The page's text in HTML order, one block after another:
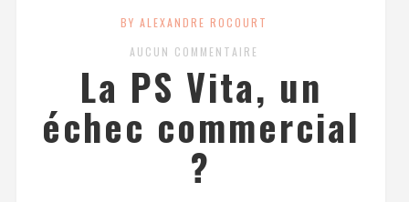
BY ALEXANDRE ROCOURT
AUCUN COMMENTAIRE
La PS Vita, un
échec commercial
?